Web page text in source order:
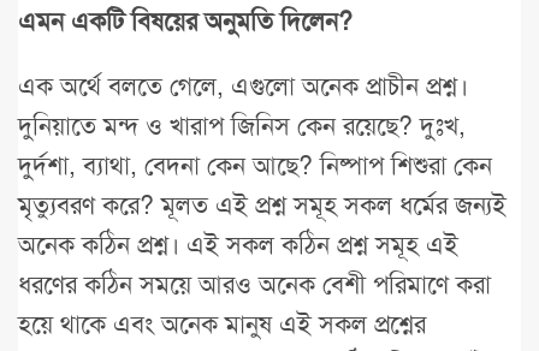
এমন একটি বিষয়ের অনুমতি দিলেন?
এক অর্থে বলতে গেলে, এগুলো অনেক প্রাচীন প্রশ্ন।
দুনিয়াতে মন্দ ও খারাপ জিনিস কেন রয়েছে? দুঃখ,
দুর্দশা, ব্যাথা, বেদনা কেন আছে? নিষ্পাপ শিশুরা কেন
মৃত্যুবরণ করে? মূলত এই প্রশ্ন সমূহ সকল ধর্মের জন্যই
অনেক কঠিন প্রশ্ন। এই সকল কঠিন প্রশ্ন সমূহ এই
ধরণের কঠিন সময়ে আরও অনেক বেশী পরিমাণে করা
হয়ে থাকে এবং অনেক মানুষ এই সকল প্রশ্নের